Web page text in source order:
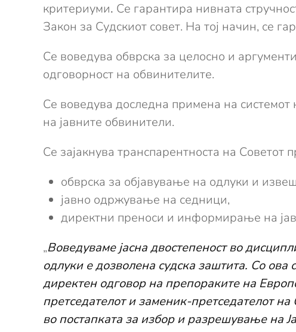
критериуми. Се гарантира нивната
Закон за Судскиот совет. На тој начин, се
Се воведува обврска за целосно и
одговорност на обвинителите.
Се воведува доследна примена на
на јавните обвинители.
Се зајакнува транспарентноста на Советот
обврска за објавување на одлуки и
јавно одржување на седници,
директни преноси и информирање на
„Воведуваме јасна двостепеност во
одлуки е дозволена судска заштита. Со
директен одговор на препораките на
претседателот и заменик-претседателот
во постапката за избор и разрешување на